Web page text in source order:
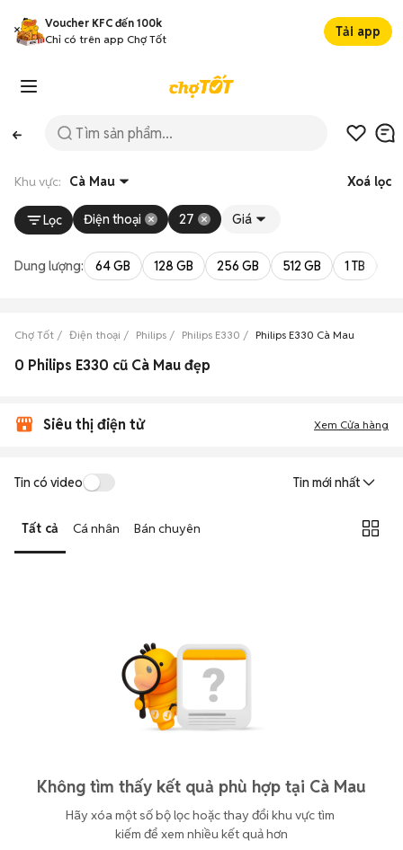
Voucher KFC đến 100k
Chỉ có trên app Chợ Tốt
Tải app
Khu vực: Cà Mau Xoá lọc
Lọc Điện thoại 27 Giá
Dung lượng: 64 GB 128 GB 256 GB 512 GB 1 TB
Chợ Tốt Điện thoại Philips Philips E330 Philips E330 Cà Mau
0 Philips E330 cũ Cà Mau đẹp
Siêu thị điện tử Xem Cửa hàng
Tin có video Tin mới nhất
Tất cả Cá nhân Bán chuyên
Không tìm thấy kết quả phù hợp tại Cà Mau
Hãy xóa một số bộ lọc hoặc thay đổi khu vực tìm
kiếm để xem nhiều kết quả hơn